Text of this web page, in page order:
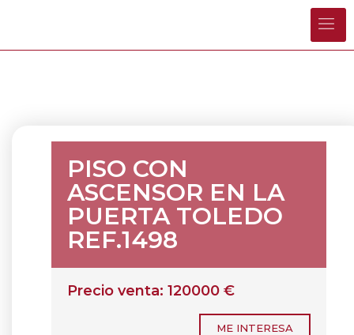
PISO CON
ASCENSOR EN LA
PUERTA TOLEDO
REF.1498
Precio venta: 120000 €
ME INTERESA